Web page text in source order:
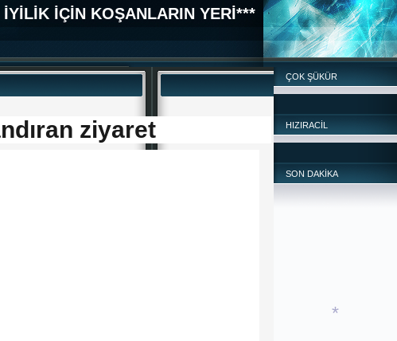
İYİLİK İÇİN KOŞANLARIN YERİ***
ziyaret
ÇOK ŞÜKÜR
HIZIRACİL
SON DAKİKA